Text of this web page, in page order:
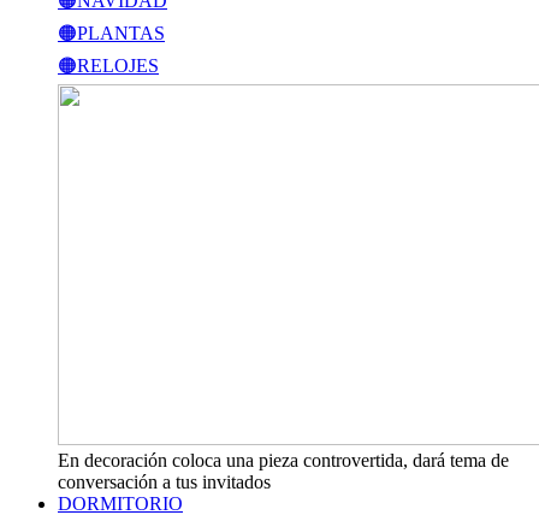
🟠PLANTAS
🟠RELOJES
En decoración coloca una pieza controvertida, dará tema de
conversación a tus invitados
DORMITORIO